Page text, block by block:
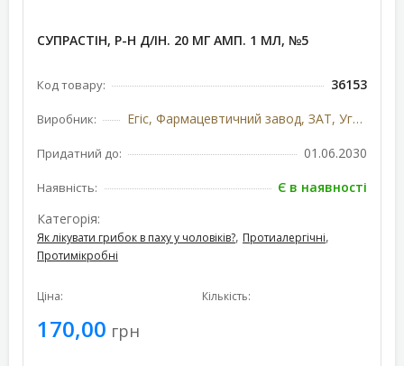
СУПРАСТІН, Р-Н Д/ІН. 20 МГ АМП. 1 МЛ, №5
Код товару: 36153
Виробник: Егіс, Фармацевтичний завод, ЗАТ, Угорщина
Придатний до: 01.06.2030
Наявність:
Є в наявності
Категорія:
Як лікувати грибок в паху у чоловіків?, Протиалергічні,
Протимікробні
Ціна:
170,00 грн
Кількість: